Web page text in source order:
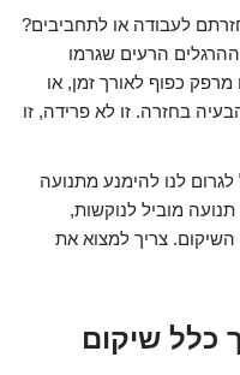
לעבודה או לתחביבים?
הרעים שגרמו
כפוף לאורך זמן, או
בחזרה. זו לא פרידה, זו
לנו להימנע מתנועה
מוביל לנוקשות,
צריך למצוא את
כלל שיקום